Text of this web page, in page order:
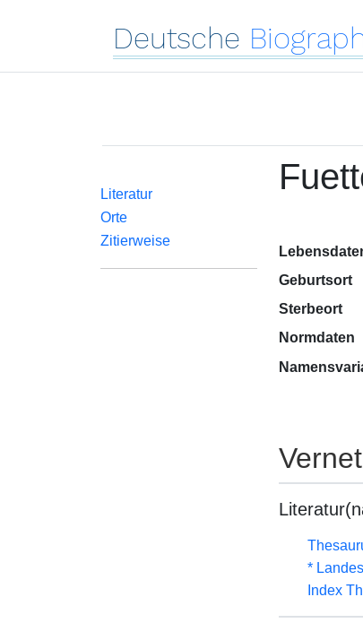
Deutsche
Literatur
Orte
Zitierweise
Geburtsort
Sterbeort
Normdaten
*
Index